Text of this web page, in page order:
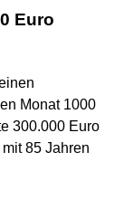
Euro
Monat 1000
300.000 Euro
85 Jahren